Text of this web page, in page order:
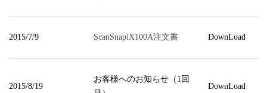
2015/7/9 ScanSnapiX100A注文書 DownLoad
2015/8/19
お客様へのお知らせ（1回
DownLoad